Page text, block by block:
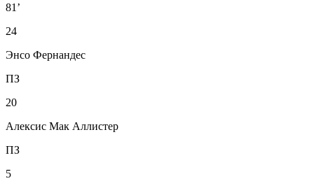
81’
24
Энсо Фернандес
ПЗ
20
Алексис Мак Аллистер
ПЗ
5